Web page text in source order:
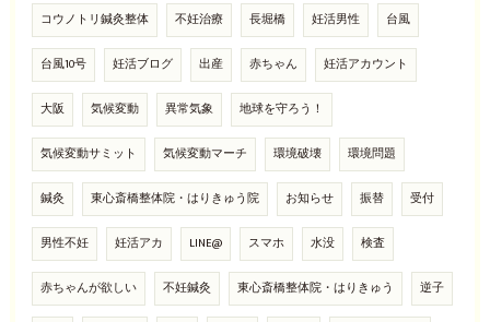
コウノトリ鍼灸整体 不妊治療 長堀橋 妊活男性 台風
台風10号 妊活ブログ 出産 赤ちゃん 妊活アカウント
大阪 気候変動 異常気象 地球を守ろう！
気候変動サミット 気候変動マーチ 環境破壊 環境問題
鍼灸 東心斎橋整体院・はりきゅう院 お知らせ 振替 受付
男性不妊 妊活アカ LINE@ スマホ 水没 検査
赤ちゃんが欲しい 不妊鍼灸 東心斎橋整体院・はりきゅう 逆子